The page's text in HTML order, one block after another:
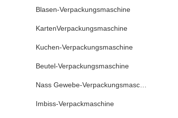
Blasen-Verpackungsmaschine
KartenVerpackungsmaschine
Kuchen-Verpackungsmaschine
Beutel-Verpackungsmaschine
Nass Gewebe-Verpackungsmaschine
Imbiss-Verpackmaschine